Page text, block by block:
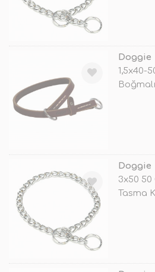
Doggie
1,5x40-
Doggie
3x50 50
Tasma